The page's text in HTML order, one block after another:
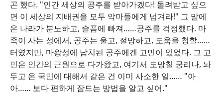
곤 했다. "인간 세상의 공주를 받아가겠다! 돌려받고 싶으
면 이 세상의 지배권을 모두 악마들에게 넘겨라!" 그 말에
온 나라가 분노하고, 슬픔에 빠져……공주를 걱정했다. 마
족이 사는 성에서, 공주는 울고, 절망하고, 도움을 청할……
터였지만, 마왕성에 납치된 공주에겐 고민이 있었다. 그 고
민은 인간의 근원으로 다가왔고, 여기서 도망칠 궁리나, 놔
두고 온 국민에 대해서 같은 건 이미 사소한 일…… "아
아…… 보다 편하게 잠드는 방법을 알고 싶어."